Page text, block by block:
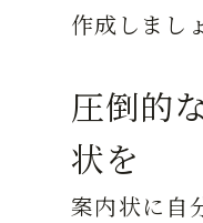
作成しまし
圧倒的
状を
案内状に自